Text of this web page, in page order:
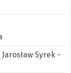
Jarosław Syrek -